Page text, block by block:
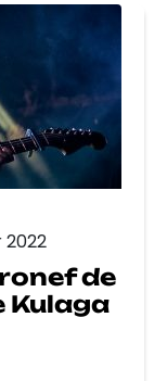
2022
de
Kulaga